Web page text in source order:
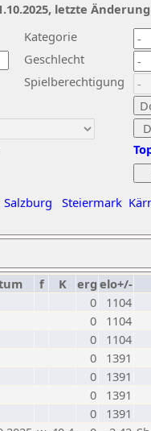
Kategorie
Geschlecht
Spielberechtigung
Salzburg Steiermark
letzte
f K erg elo+/-
0
1104
0
1104
0
1104
0
1391
0
1391
0
1391
0
1391